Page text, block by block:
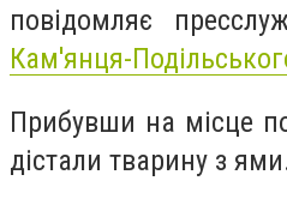
повідомляє
Кам'янця-
Прибувши на місце
дістали тварину з